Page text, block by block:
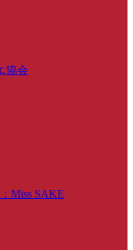
協会
Miss SAKE